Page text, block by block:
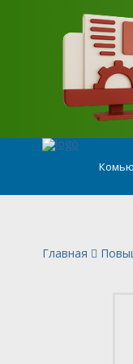
Главная